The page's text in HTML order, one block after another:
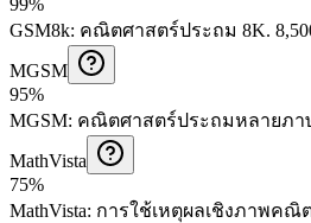
GSM8k: คณิตศาสตร์ประถม 8K.
MGSM
95%
MGSM: คณิตศาสตร์ประถมหลายภา
MathVista
75%
MathVista: การใช้เหตุผลเชิงภาพคณิ